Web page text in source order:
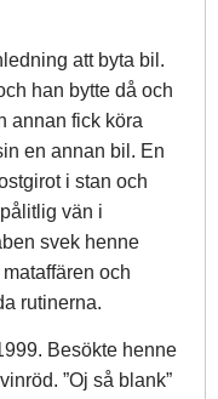
att byta bil.
han bytte då och
annan fick köra
en annan bil. En
i stan och
vän i
svek henne
och
rutinerna.
Besökte henne
”Oj så blank”